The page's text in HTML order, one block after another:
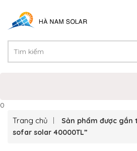
0
Trang chủ
Sản phẩm được gắn
sofar solar 40000TL”